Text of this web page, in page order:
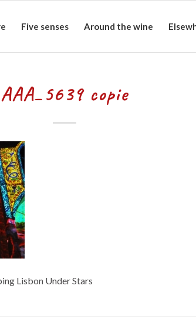
Five senses Around the wine
AAA_5639 copie
Lisbon Under Stars